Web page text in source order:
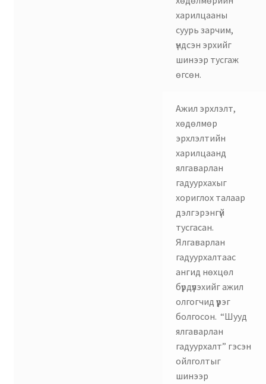
харилцааны
суурь зарчим,
үндсэн эрхийг
шинээр тусгаж
өгсөн.
Ажил эрхлэлт,
хөдөлмөр
эрхлэлтийн
харилцаанд
ялгаварлан
гадуурхахыг
хориглох талаар
дэлгэрэнгүй
тусгасан.
Ялгаварлан
гадуурхалтаас
ангид нөхцөл
бүрдүүлэхийг ажил
олгогчид үүрэг
болгосон. “Шууд
ялгаварлан
гадуурхалт” гэсэн
ойлголтыг
шинээр